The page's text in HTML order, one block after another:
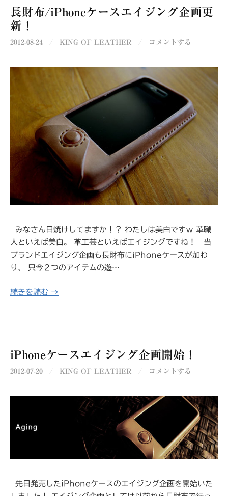
長財布/iPhoneケースエイジング企画更
新！
2012-08-24 / KING OF LEATHER / コメントする
みなさん日焼けしてますか！？ わたしは美白ですｗ 革職
人といえば美白。 革工芸といえばエイジングですね！ 当
ブランドエイジング企画も長財布にiPhoneケースが加わ
り、 只今２つのアイテムの遊…
続きを読む →
iPhoneケースエイジング企画開始！
2012-07-20 / KING OF LEATHER / コメントする
先日発売したiPhoneケースのエイジング企画を開始いた